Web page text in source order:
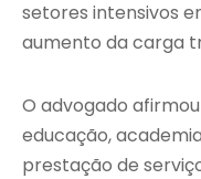
setores intensivos
aumento da carga
O advogado
educação,
prestação de